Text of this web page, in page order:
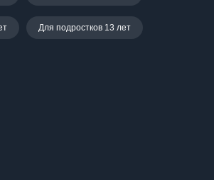
Для подростков 13 лет